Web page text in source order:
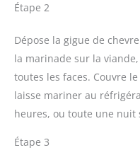
Étape 2
Dépose la gigue de
la marinade sur la
toutes les faces. Couvre
laisse mariner au
heures, ou toute une nuit
Étape 3